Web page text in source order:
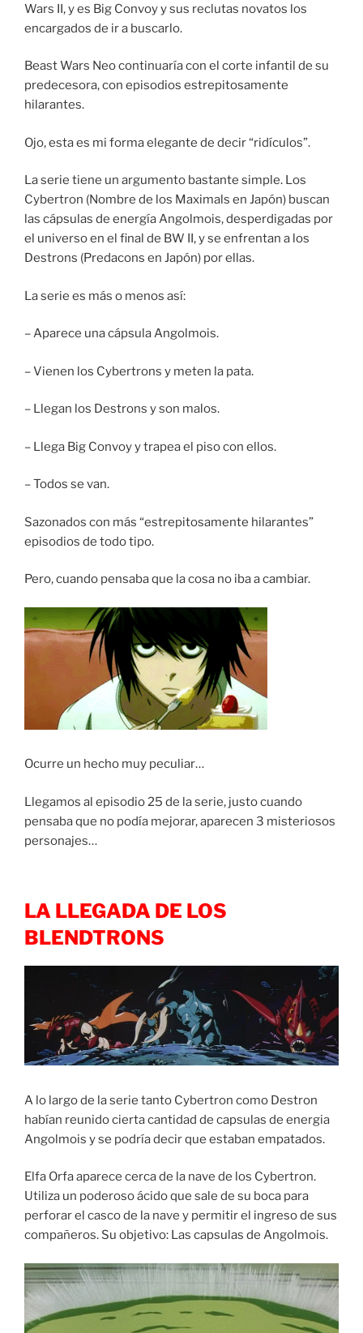
Wars II, y es Big Convoy y sus reclutas novatos los
encargados de ir a buscarlo.
Beast Wars Neo continuaría con el corte infantil de su
predecesora, con episodios estrepitosamente
hilarantes.
Ojo, esta es mi forma elegante de decir “ridículos”.
La serie tiene un argumento bastante simple. Los
Cybertron (Nombre de los Maximals en Japón) buscan
las cápsulas de energía Angolmois, desperdigadas por
el universo en el final de BW II, y se enfrentan a los
Destrons (Predacons en Japón) por ellas.
La serie es más o menos así:
– Aparece una cápsula Angolmois.
– Vienen los Cybertrons y meten la pata.
– Llegan los Destrons y son malos.
– Llega Big Convoy y trapea el piso con ellos.
– Todos se van.
Sazonados con más “estrepitosamente hilarantes”
episodios de todo tipo.
Pero, cuando pensaba que la cosa no iba a cambiar.
Ocurre un hecho muy peculiar…
Llegamos al episodio 25 de la serie, justo cuando
pensaba que no podía mejorar, aparecen 3 misteriosos
personajes…
LA LLEGADA DE LOS
BLENDTRONS
A lo largo de la serie tanto Cybertron como Destron
habían reunido cierta cantidad de capsulas de energia
Angolmois y se podría decir que estaban empatados.
Elfa Orfa aparece cerca de la nave de los Cybertron.
Utiliza un poderoso ácido que sale de su boca para
perforar el casco de la nave y permitir el ingreso de sus
compañeros. Su objetivo: Las capsulas de Angolmois.